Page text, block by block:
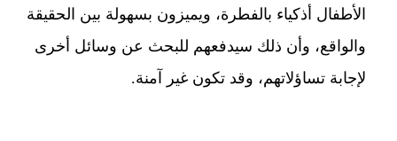
الأطفال أذكياء بالفطرة، ويميزون بسهولة بين الحقيقة
والواقع، وأن ذلك سيدفعهم للبحث عن وسائل أخرى
لإجابة تساؤلاتهم، وقد تكون غير آمنة.